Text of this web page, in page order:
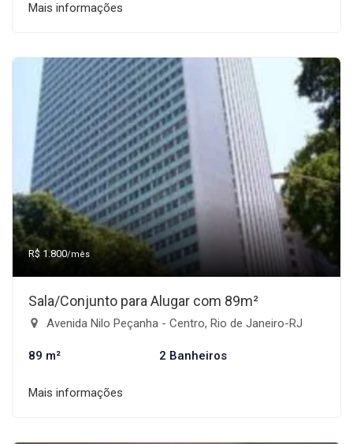
Mais informações
R$ 1.800/mês
Sala/Conjunto para Alugar com 89m²
Avenida Nilo Peçanha - Centro, Rio de Janeiro-RJ
89 m² 2 Banheiros
Mais informações